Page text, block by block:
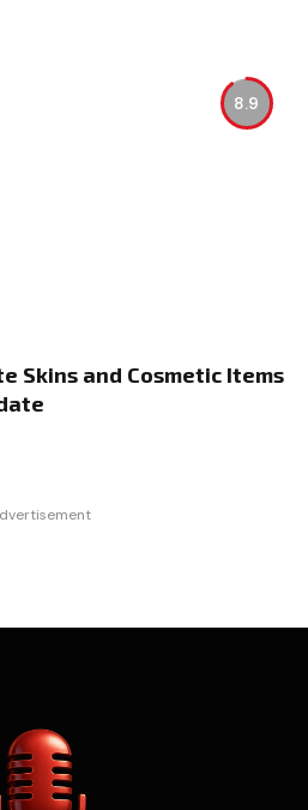
8.9
Skins and Cosmetic Items